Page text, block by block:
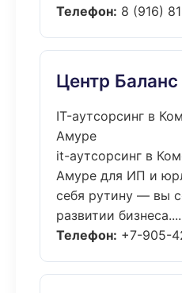
Телефон: 8 (916)
Центр
IT-аутсорсинг в
Амуре
it-аутсорсинг в
Амуре для ИП и
себя рутину — вы
развитии бизнеса....
Телефон: +7-905-